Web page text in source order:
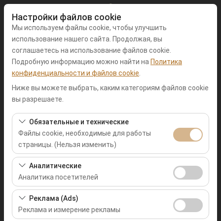
Настройки файлов cookie
Мы используем файлы cookie, чтобы улучшить
использование нашего сайта. Продолжая, вы
соглашаетесь на использование файлов cookie.
Подробную информацию можно найти на Политика
конфиденциальности и файлов cookie
Ниже вы можете выбрать, каким категориям файлов cookie
вы разрешаете.
Обязательные и технические
Файлы cookie, необходимые для работы
страницы. (Нельзя изменить)
Эти файлы cookie необходимы для корректной
работы сайта, безопасности, управления сеансами и
базовых функций. Их нельзя отключить.
Аналитические
Аналитика посетителей
Эти файлы cookie позволяют нам анализировать, как
используется наш сайт (количество посетителей,
самые посещаемые страницы, поведение
Реклама (Ads)
Реклама и измерение рекламы
Чувствительный элемент
Muğla Фетхие
Указать другое место возврата машины
Дата и время пуска
09:00
Дата и время возврата